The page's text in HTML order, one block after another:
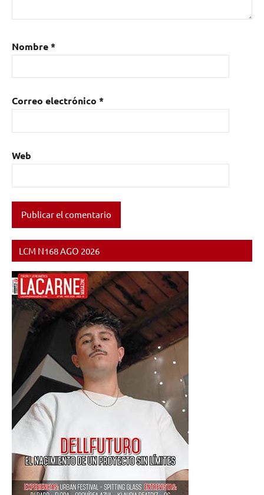
Nombre*
Correo electrónico *
Web
LCM N168 AGO 2026